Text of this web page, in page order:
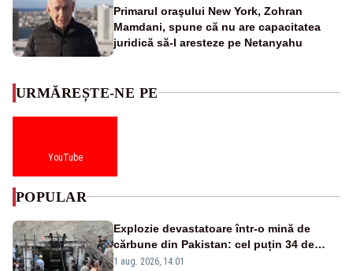
Primarul oraşului New York, Zohran
Mamdani, spune că nu are capacitatea
juridică să-l aresteze pe Netanyahu
URMĂREȘTE-NE PE
YouTube
POPULAR
Explozie devastatoare într-o mină de
cărbune din Pakistan: cel puțin 34 de
morți - VIDEO
1 aug. 2026, 14:01